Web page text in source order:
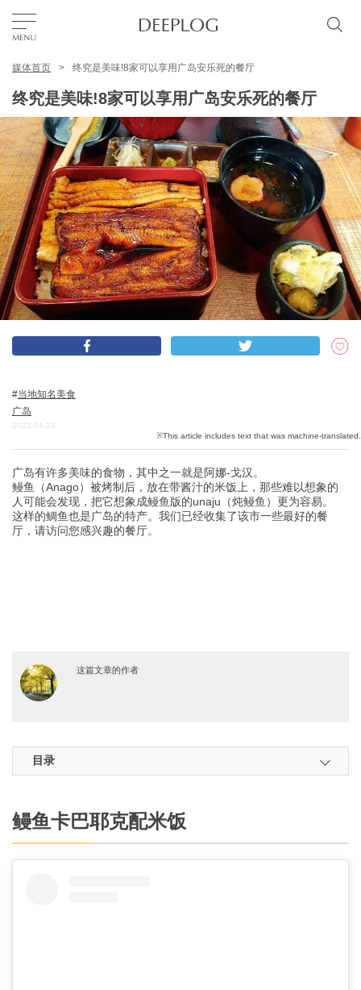
TOP
区域
特色主题
简体中文
USD
联系我们
网站营运公司
招募旅游作家
媒体首页 终究是美味!8家可以享用广岛安乐死的餐厅
终究是美味!8家可以享用广岛安乐死的餐厅
当地知名美食
广岛
2021-04-23
广岛有许多美味的食物，其中之一就是阿娜-戈汉。
鳗鱼（Anago）被烤制后，放在带酱汁的米饭上，那些难以想象的
人可能会发现，把它想象成鳗鱼版的unaju（炖鳗鱼）更为容易。
这样的鲷鱼也是广岛的特产。我们已经收集了该市一些最好的餐
厅，请访问您感兴趣的餐厅。
这篇文章的作者
目录
鳗鱼卡巴耶克配米饭